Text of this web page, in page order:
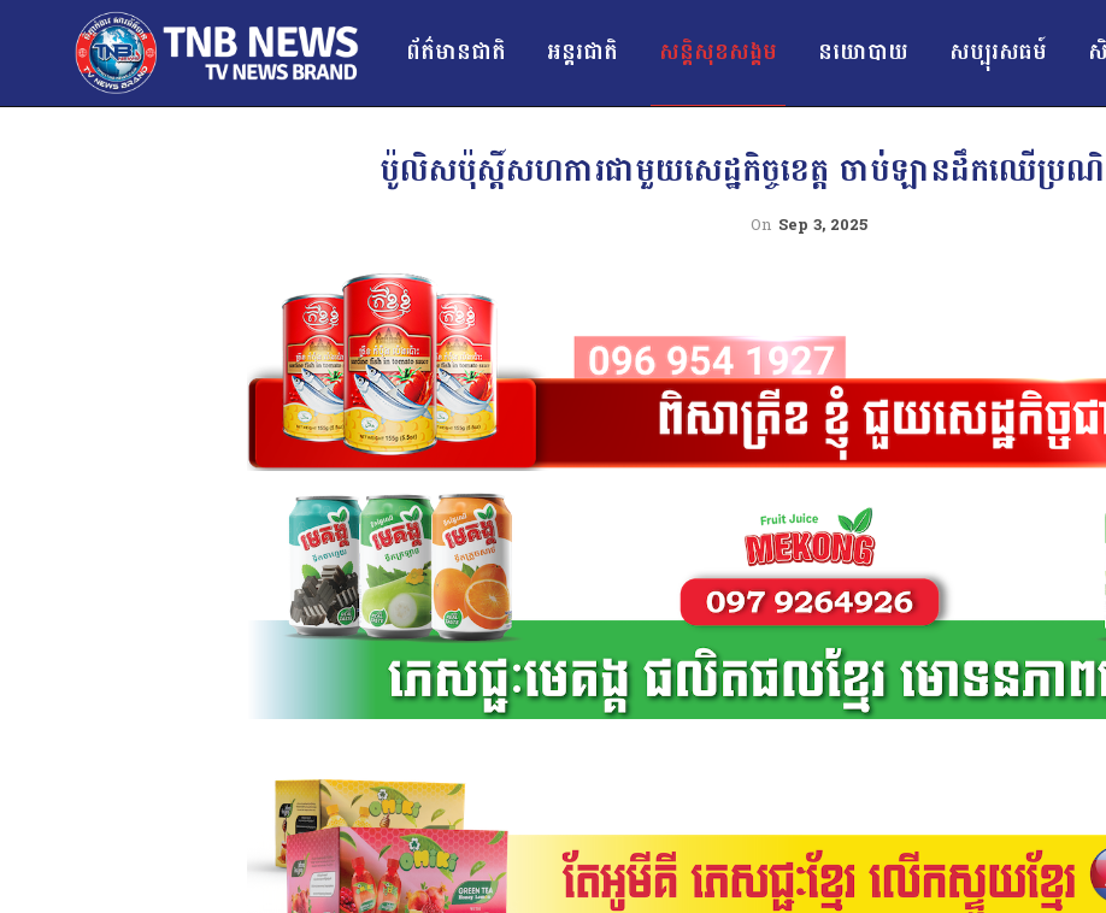
ព័ត៌មានជាតិ អន្ដរជាតិ សន្តិសុខសង្គម នយោបាយ សប្បុរសធម៍
ប៉ូលិសប៉ុស្តិ៍សហការជាមួយសេដ្ឋកិច្ចខេត្ត ចាប់ឡានដឹកឈើប្រ
On Sep 3, 2025